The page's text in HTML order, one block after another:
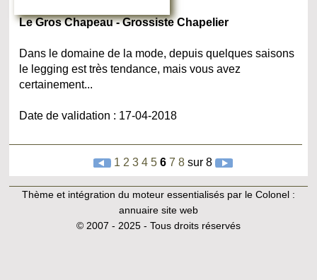
Le Gros Chapeau - Grossiste Chapelier
Dans le domaine de la mode, depuis quelques saisons
le legging est très tendance, mais vous avez
certainement...
Date de validation : 17-04-2018
1 2 3 4 5 6 7 8 sur 8
Thème et intégration du moteur essentialisés par le Colonel :
annuaire site web
© 2007 - 2025 - Tous droits réservés